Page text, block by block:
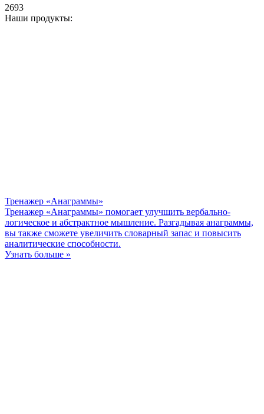
2693
Наши продукты:
Тренажер «Анаграммы»
Тренажер «Анаграммы» помогает улучшить вербально-
логическое и абстрактное мышление. Разгадывая анаграммы,
вы также сможете увеличить словарный запас и повысить
аналитические способности.
Узнать больше »